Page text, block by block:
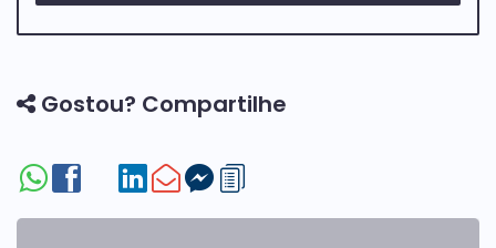
Gostou? Compartilhe